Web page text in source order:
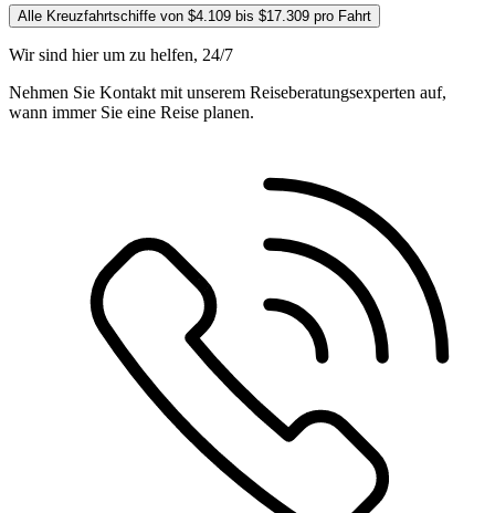
Alle Kreuzfahrtschiffe von $4.109 bis $17.309 pro Fahrt
Wir sind hier um zu helfen, 24/7
Nehmen Sie Kontakt mit unserem Reiseberatungsexperten auf,
wann immer Sie eine Reise planen.